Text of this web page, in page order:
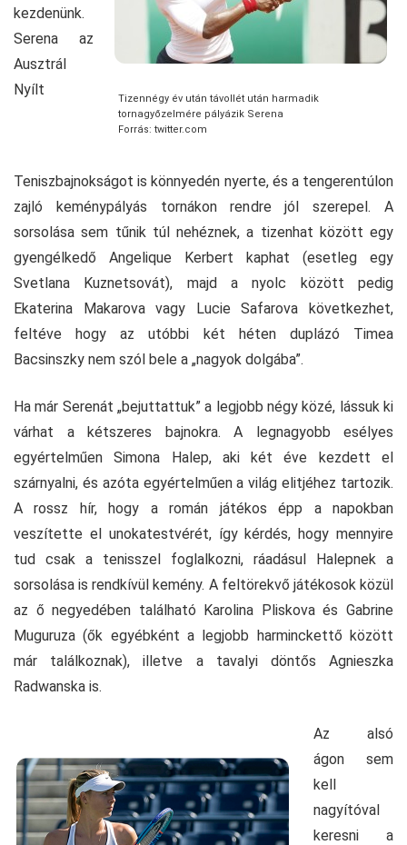
Tizennégy év után távollét után harmadik
tornagyőzelmére pályázik Serena
Forrás: twitter.com
kezdenünk.
Serena az
Ausztrál
Nyílt
Teniszbajnokságot is könnyedén nyerte, és a tengerentúlon
zajló keménypályás tornákon rendre jól szerepel. A
sorsolása sem tűnik túl nehéznek, a tizenhat között egy
gyengélkedő Angelique Kerbert kaphat (esetleg egy
Svetlana Kuznetsovát), majd a nyolc között pedig
Ekaterina Makarova vagy Lucie Safarova következhet,
feltéve hogy az utóbbi két héten duplázó Timea
Bacsinszky nem szól bele a „nagyok dolgába”.
Ha már Serenát „bejuttattuk” a legjobb négy közé, lássuk ki
várhat a kétszeres bajnokra. A legnagyobb esélyes
egyértelműen Simona Halep, aki két éve kezdett el
szárnyalni, és azóta egyértelműen a világ elitjéhez tartozik.
A rossz hír, hogy a román játékos épp a napokban
veszítette el unokatestvérét, így kérdés, hogy mennyire
tud csak a tenisszel foglalkozni, ráadásul Halepnek a
sorsolása is rendkívül kemény. A feltörekvő játékosok közül
az ő negyedében található Karolina Pliskova és Gabrine
Muguruza (ők egyébként a legjobb harminckettő között
már találkoznak), illetve a tavalyi döntős Agnieszka
Radwanska is.
Az alsó
ágon sem
kell
nagyítóval
keresni a